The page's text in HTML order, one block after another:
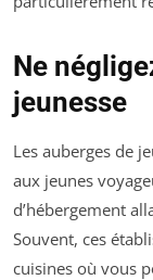
Ne
jeunesse
Les auberges de
aux jeunes
d’hébergement
Souvent, ces
cuisines où vous